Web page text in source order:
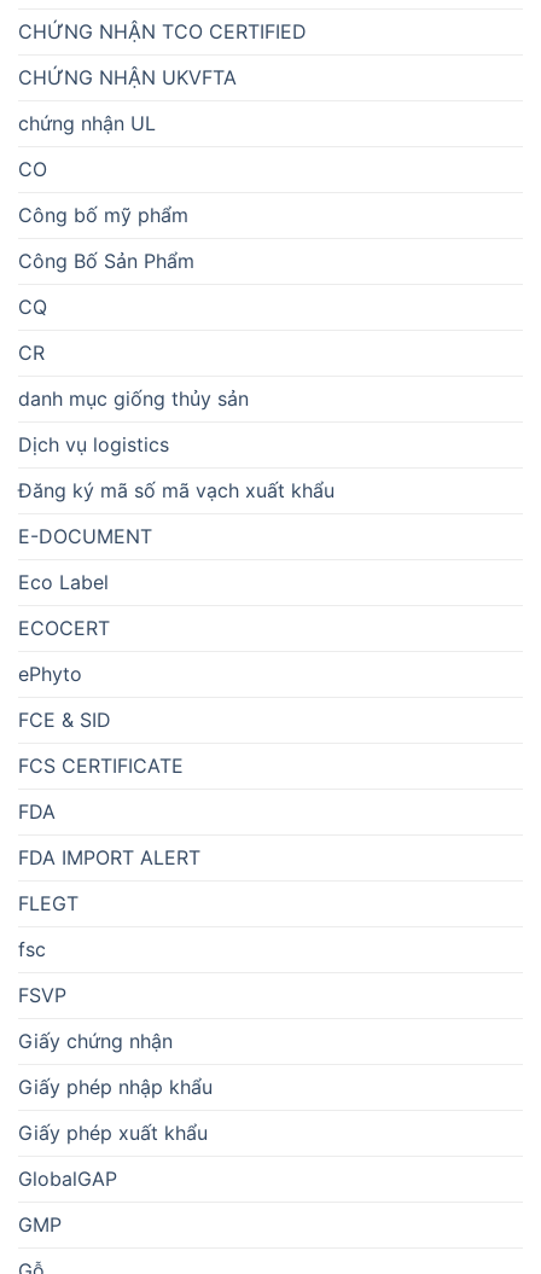
CHỨNG NHẬN TCO CERTIFIED
CHỨNG NHẬN UKVFTA
chứng nhận UL
CO
Công bố mỹ phẩm
Công Bố Sản Phẩm
CQ
CR
danh mục giống thủy sản
Dịch vụ logistics
Đăng ký mã số mã vạch xuất khẩu
E-DOCUMENT
Eco Label
ECOCERT
ePhyto
FCE & SID
FCS CERTIFICATE
FDA
FDA IMPORT ALERT
FLEGT
fsc
FSVP
Giấy chứng nhận
Giấy phép nhập khẩu
Giấy phép xuất khẩu
GlobalGAP
GMP